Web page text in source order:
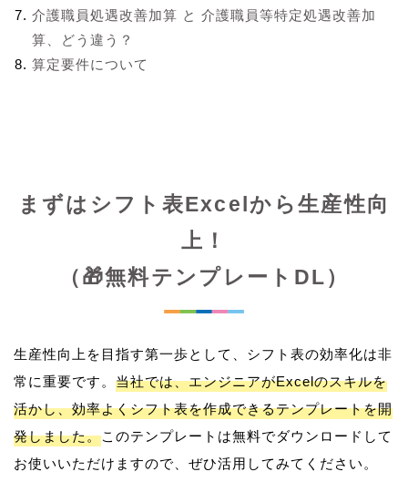
介護職員処遇改善加算 と 介護職員等特定処遇改善加
算、どう違う？
算定要件について
まずはシフト表Excelから生産性向
上！
（🎁無料テンプレートDL）
生産性向上を目指す第一歩として、シフト表の効率化は非
常に重要です。 当社では、エンジニアがExcelのスキルを
活かし、効率よくシフト表を作成できるテンプレートを開
発しました。このテンプレートは無料でダウンロードして
お使いいただけますので、ぜひ活用してみてください。